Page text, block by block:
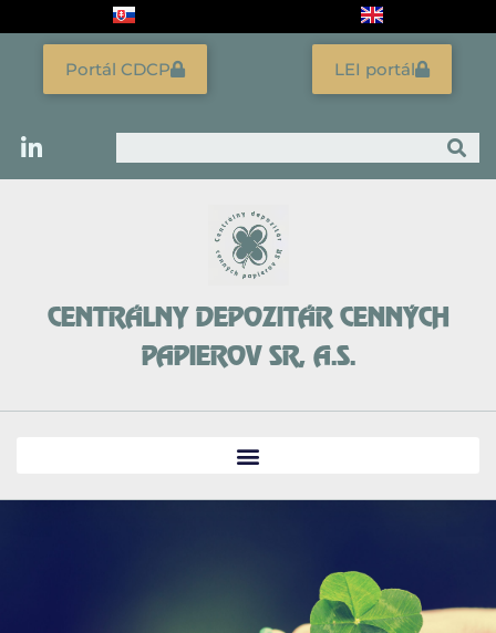
Vyhľadať
LEI portál
Portál CDCP
CENTRÁLNY DEPOZITÁR CENNÝCH
PAPIEROV SR, A.S.